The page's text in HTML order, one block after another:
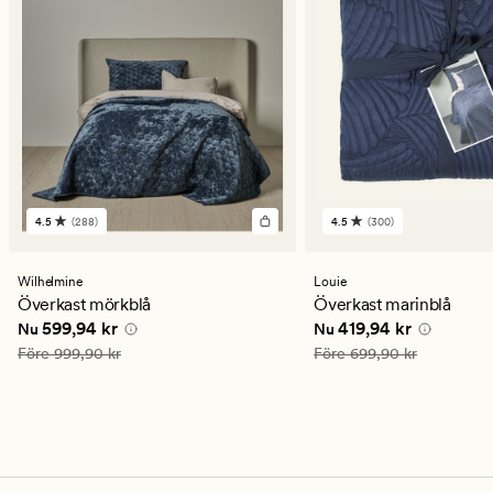
288
ett
genomsnittligt
betyg
på
4.5
4.5 (288)
Wilhelmine
Överkast mörkblå
Nuvarande pris
Nu 599,94 kr
Ordinarie pris 999,90 kr
Före999,90 kr
300
ett
genomsnittligt
betyg
på
4.5
4.5 (300)
Louie
Överkast marinblå
Nuvarande pris
Nu 419,94 kr
Ordinarie pris 699,90 kr
Före699,90 kr